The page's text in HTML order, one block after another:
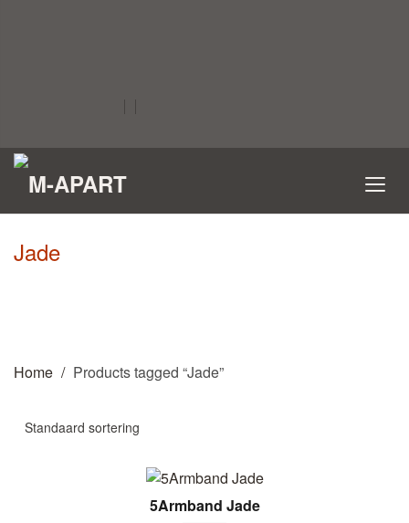
Jade
Home Products tagged “Jade”
5Armband Jade